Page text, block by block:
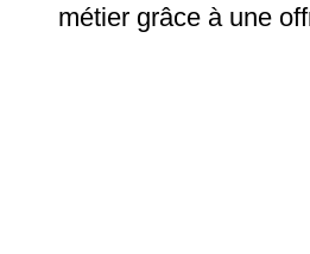
métier grâce à une